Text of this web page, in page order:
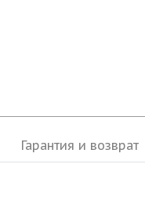
Гарантия и возврат